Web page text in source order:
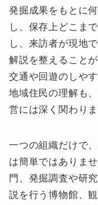
発掘成果をもとに
し、保存上どこま
し、来訪者が現地
解説を整えること
交通や回遊のしや
地域住民の理解も
営には深く関わりま
一つの組織だけで
は簡単ではありま
門、発掘調査や研
説を行う博物館、